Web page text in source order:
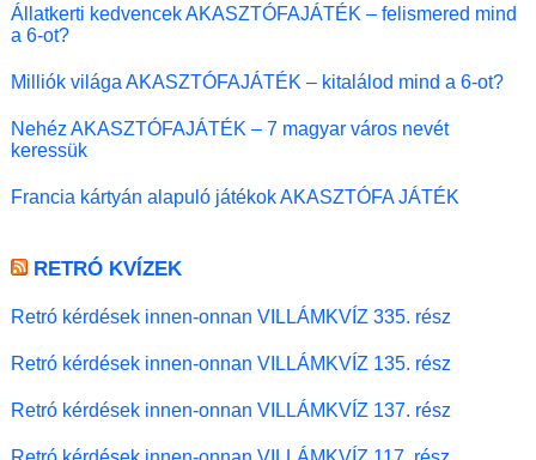
Állatkerti kedvencek AKASZTÓFAJÁTÉK – felismered mind
a 6-ot?
Milliók világa AKASZTÓFAJÁTÉK – kitalálod mind a 6-ot?
Nehéz AKASZTÓFAJÁTÉK – 7 magyar város nevét
keressük
Francia kártyán alapuló játékok AKASZTÓFA JÁTÉK
RETRÓ KVÍZEK
Retró kérdések innen-onnan VILLÁMKVÍZ 335. rész
Retró kérdések innen-onnan VILLÁMKVÍZ 135. rész
Retró kérdések innen-onnan VILLÁMKVÍZ 137. rész